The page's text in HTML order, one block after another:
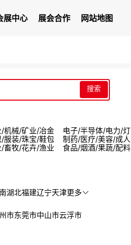
展中心 展会合作 网站地图
搜索
/机械/矿业/冶金 电子/半导体/电力/灯
服装/珠宝/鞋包 制药/医疗/美容/成人
畜牧/花卉/渔业 食品/烟酒/果蔬/配料
湖北福建辽宁天津更多
市东莞市中山市云浮市